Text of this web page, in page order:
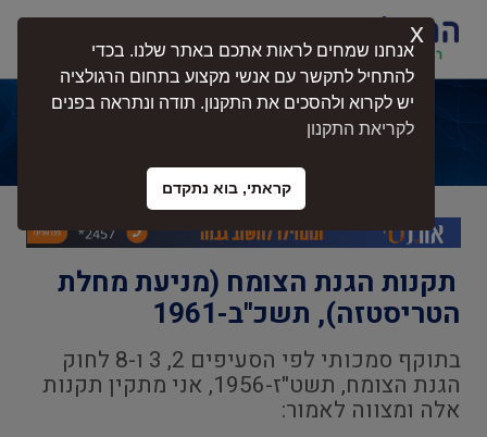
תקנות הגנת הצומח (מניעת מחלת
הטריסטזה), תשכ"ב-1961
תקנות הגנת הצומח (מניעת מחלת
הטריסטזה), תשכ"ב-1961
בתוקף סמכותי לפי הסעיפים 2, 3 ו-8 לחוק
הגנת הצומח, תשט"ז-1956, אני מתקין תקנות
אלה ומצווה לאמור:
אנחנו שמחים לראות אתכם באתר שלנו. בכדי
להתחיל לתקשר עם אנשי מקצוע בתחום הרגולציה
יש לקרוא ולהסכים את התקנון. תודה ונתראה בפנים
לקריאת התקנון
קראתי, בוא נתקדם
x